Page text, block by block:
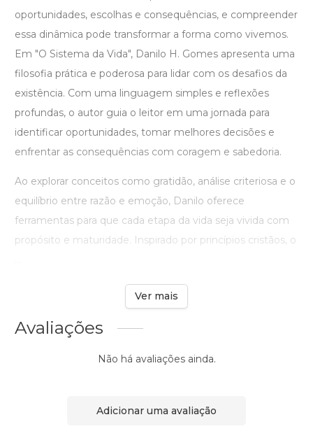
oportunidades, escolhas e consequências, e compreender
essa dinâmica pode transformar a forma como vivemos.
Em "O Sistema da Vida", Danilo H. Gomes apresenta uma
filosofia prática e poderosa para lidar com os desafios da
existência. Com uma linguagem simples e reflexões
profundas, o autor guia o leitor em uma jornada para
identificar oportunidades, tomar melhores decisões e
enfrentar as consequências com coragem e sabedoria.
Ao explorar conceitos como gratidão, análise criteriosa e o
equilíbrio entre razão e emoção, Danilo oferece
ferramentas para que cada etapa da vida seja vivida com
propósito e maturidade. Inspirado por princípios cristãos, o
Ver mais
Avaliações
Não há avaliações ainda.
Adicionar uma avaliação